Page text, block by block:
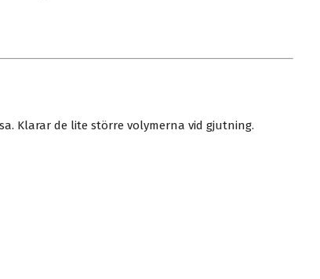
Klarar de lite större volymerna vid gjutning.